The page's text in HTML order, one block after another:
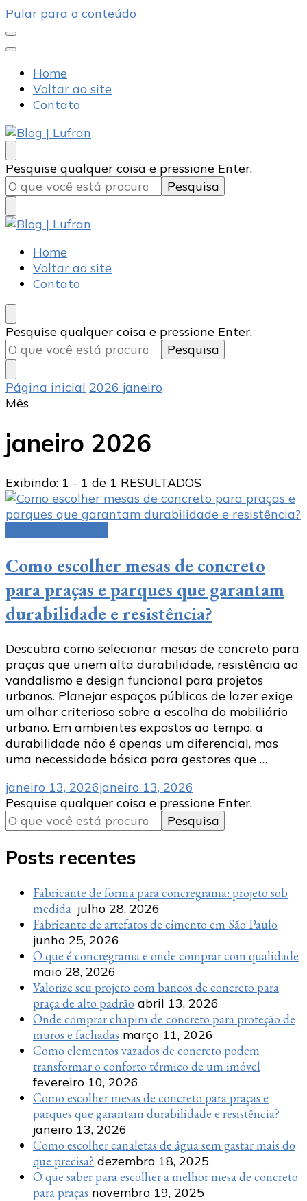
Pular para o conteúdo
Home
Voltar ao site
Contato
Blog | Lufran
Artefatos de Cimento
Procurando
algo?
Pesquise qualquer coisa e pressione Enter.
Blog | Lufran
Artefatos de Cimento
Home
Voltar ao site
Contato
Procurando
algo?
Pesquise qualquer coisa e pressione Enter.
Página inicial 2026 janeiro
Mês
janeiro 2026
Exibindo: 1 - 1 de 1 RESULTADOS
Como escolher mesas de concreto
para praças e parques que garantam
durabilidade e resistência?
Descubra como selecionar mesas de concreto para
praças que unem alta durabilidade, resistência ao
vandalismo e design funcional para projetos
urbanos. Planejar espaços públicos de lazer exige
um olhar criterioso sobre a escolha do mobiliário
urbano. Em ambientes expostos ao tempo, a
durabilidade não é apenas um diferencial, mas
uma necessidade básica para gestores que …
janeiro 13, 2026janeiro 13, 2026
Procurando
algo?
Pesquise qualquer coisa e pressione Enter.
Posts recentes
Fabricante de forma para concregrama: projeto sob
medida julho 28, 2026
Fabricante de artefatos de cimento em São Paulo
junho 25, 2026
O que é concregrama e onde comprar com qualidade
maio 28, 2026
Valorize seu projeto com bancos de concreto para
praça de alto padrão abril 13, 2026
Onde comprar chapim de concreto para proteção de
muros e fachadas março 11, 2026
Como elementos vazados de concreto podem
transformar o conforto térmico de um imóvel
fevereiro 10, 2026
Como escolher mesas de concreto para praças e
parques que garantam durabilidade e resistência?
janeiro 13, 2026
Como escolher canaletas de água sem gastar mais do
que precisa? dezembro 18, 2025
O que saber para escolher a melhor mesa de concreto
para praças novembro 19, 2025